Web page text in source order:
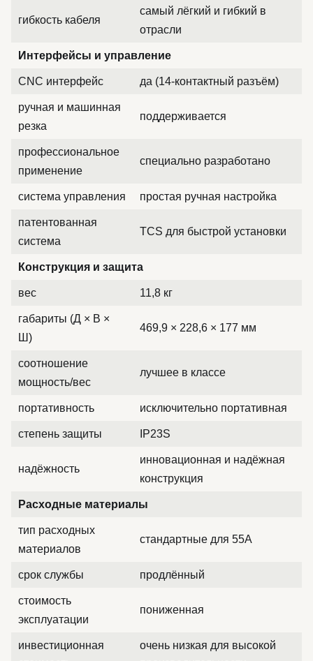
гибкость кабеля
самый лёгкий и гибкий в
отрасли
Интерфейсы и управление
CNC интерфейс да (14-контактный разъём)
ручная и машинная
резка
поддерживается
профессиональное
применение
специально разработано
система управления простая ручная настройка
патентованная
система
TCS для быстрой установки
Конструкция и защита
вес 11,8 кг
габариты (Д × В ×
Ш)
469,9 × 228,6 × 177 мм
соотношение
мощность/вес
лучшее в классе
портативность исключительно портативная
степень защиты IP23S
надёжность
инновационная и надёжная
конструкция
Расходные материалы
тип расходных
материалов
стандартные для 55А
срок службы продлённый
стоимость
эксплуатации
пониженная
инвестиционная
очень низкая для высокой